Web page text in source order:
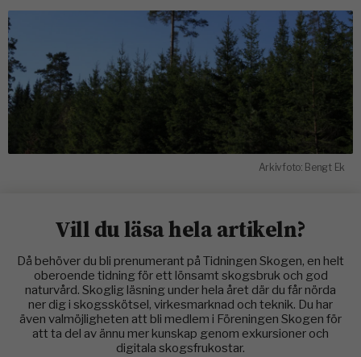
Arkivfoto: Bengt Ek
Vill du läsa hela artikeln?
Då behöver du bli prenumerant på Tidningen Skogen, en helt
oberoende tidning för ett lönsamt skogsbruk och god
naturvård. Skoglig läsning under hela året där du får nörda
ner dig i skogsskötsel, virkesmarknad och teknik. Du har
även valmöjligheten att bli medlem i Föreningen Skogen för
att ta del av ännu mer kunskap genom exkursioner och
digitala skogsfrukostar.